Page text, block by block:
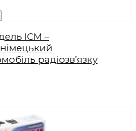
ICM –
радіозв’язку